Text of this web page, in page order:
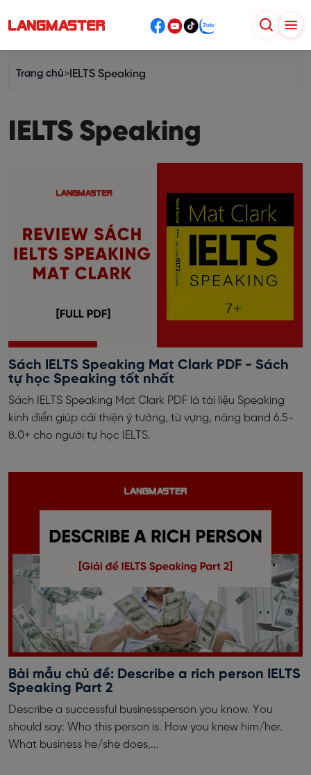
Trang chủ> IELTS Speaking
IELTS Speaking
Sách IELTS Speaking Mat Clark PDF - Sách
tự học Speaking tốt nhất
Sách IELTS Speaking Mat Clark PDF là tài liệu Speaking
kinh điển giúp cải thiện ý tưởng, từ vựng, nâng band 6.5-
8.0+ cho người tự học IELTS.
Bài mẫu chủ đề: Describe a rich person IELTS
Speaking Part 2
Describe a successful businessperson you know. You
should say: Who this person is. How you knew him/her.
What business he/she does,...